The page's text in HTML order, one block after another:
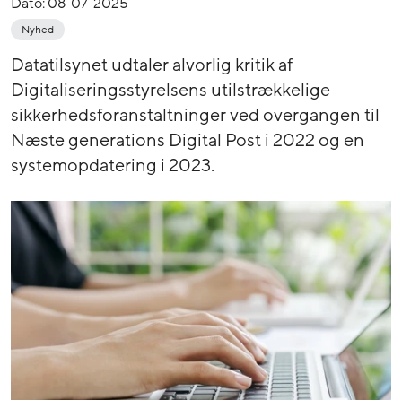
Nyhed
Datatilsynet udtaler alvorlig kritik af
Digitaliseringsstyrelsens utilstrækkelige
sikkerhedsforanstaltninger ved overgangen til
Næste generations Digital Post i 2022 og en
systemopdatering i 2023.